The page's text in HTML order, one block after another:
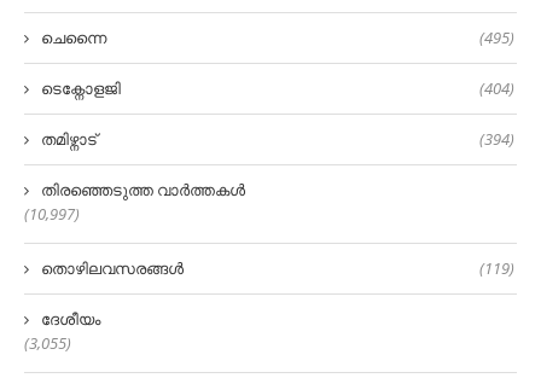
ചെന്നൈ (495)
ടെക്നോളജി (404)
തമിഴ്നാട് (394)
തിരഞ്ഞെടുത്ത വാർത്തകൾ
(10,997)
തൊഴിലവസരങ്ങൾ (119)
ദേശീയം
(3,055)